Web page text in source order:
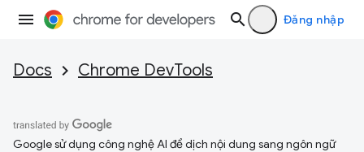
Đăng nhập
Docs Chrome DevTools
Google sử dụng công nghệ AI để dịch nội dung sang ngôn ngữ